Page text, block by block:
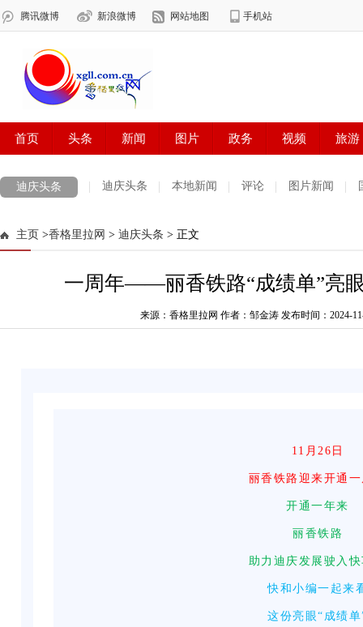
迪庆头条 迪庆头条 本地新闻 评论 图片新闻
主页 >香格里拉网 > 迪庆头条 > 正文
一周年——丽香铁路“成绩单”亮
来源：香格里拉网 作者：邹金涛 发布时间：2024-
11月26日
丽香铁路迎来开通
开通一年来
丽香铁路
助力迪庆发展驶入
快和小编一起来
这份亮眼“成绩单